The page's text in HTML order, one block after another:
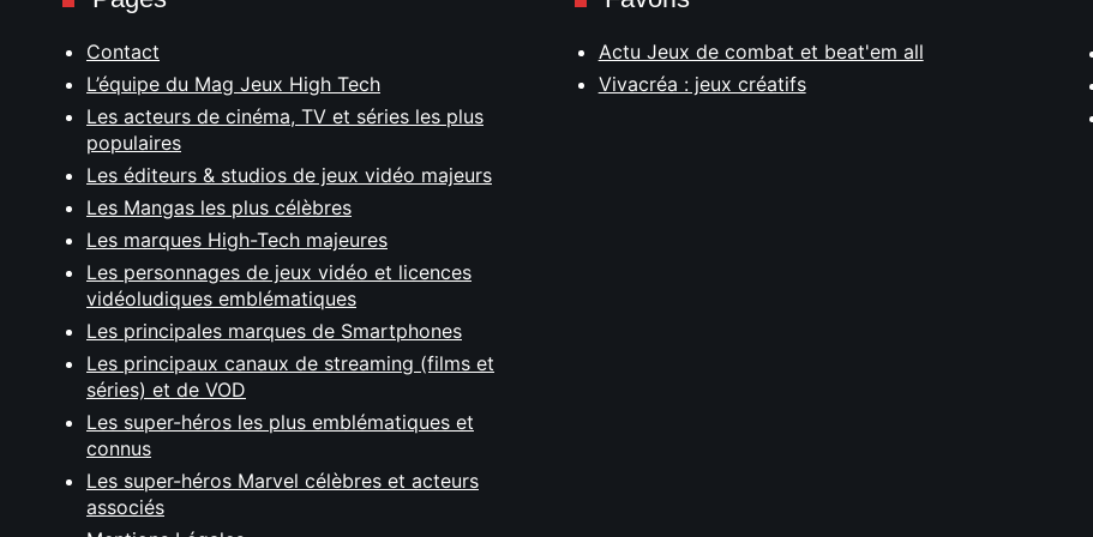
Contact
L’équipe du Mag Jeux High Tech
Les acteurs de cinéma, TV et séries les plus
populaires
Les éditeurs & studios de jeux vidéo majeurs
Les Mangas les plus célèbres
Les marques High-Tech majeures
Les personnages de jeux vidéo et licences
vidéoludiques emblématiques
Les principales marques de Smartphones
Les principaux canaux de streaming (films et
séries) et de VOD
Les super-héros les plus emblématiques et
connus
Les super-héros Marvel célèbres et acteurs
associés
Actu Jeux de combat et beat'em all
Vivacréa : jeux créatifs